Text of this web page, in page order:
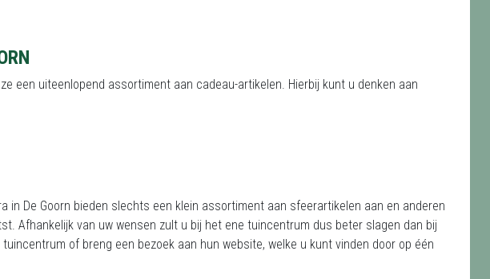
een uiteenlopend assortiment aan cadeau-artikelen. Hierbij kunt u denken aan
in De Goorn bieden slechts een klein assortiment aan sfeerartikelen aan en anderen
Afhankelijk van uw wensen zult u bij het ene tuincentrum dus beter slagen dan bij
of breng een bezoek aan hun website, welke u kunt vinden door op één